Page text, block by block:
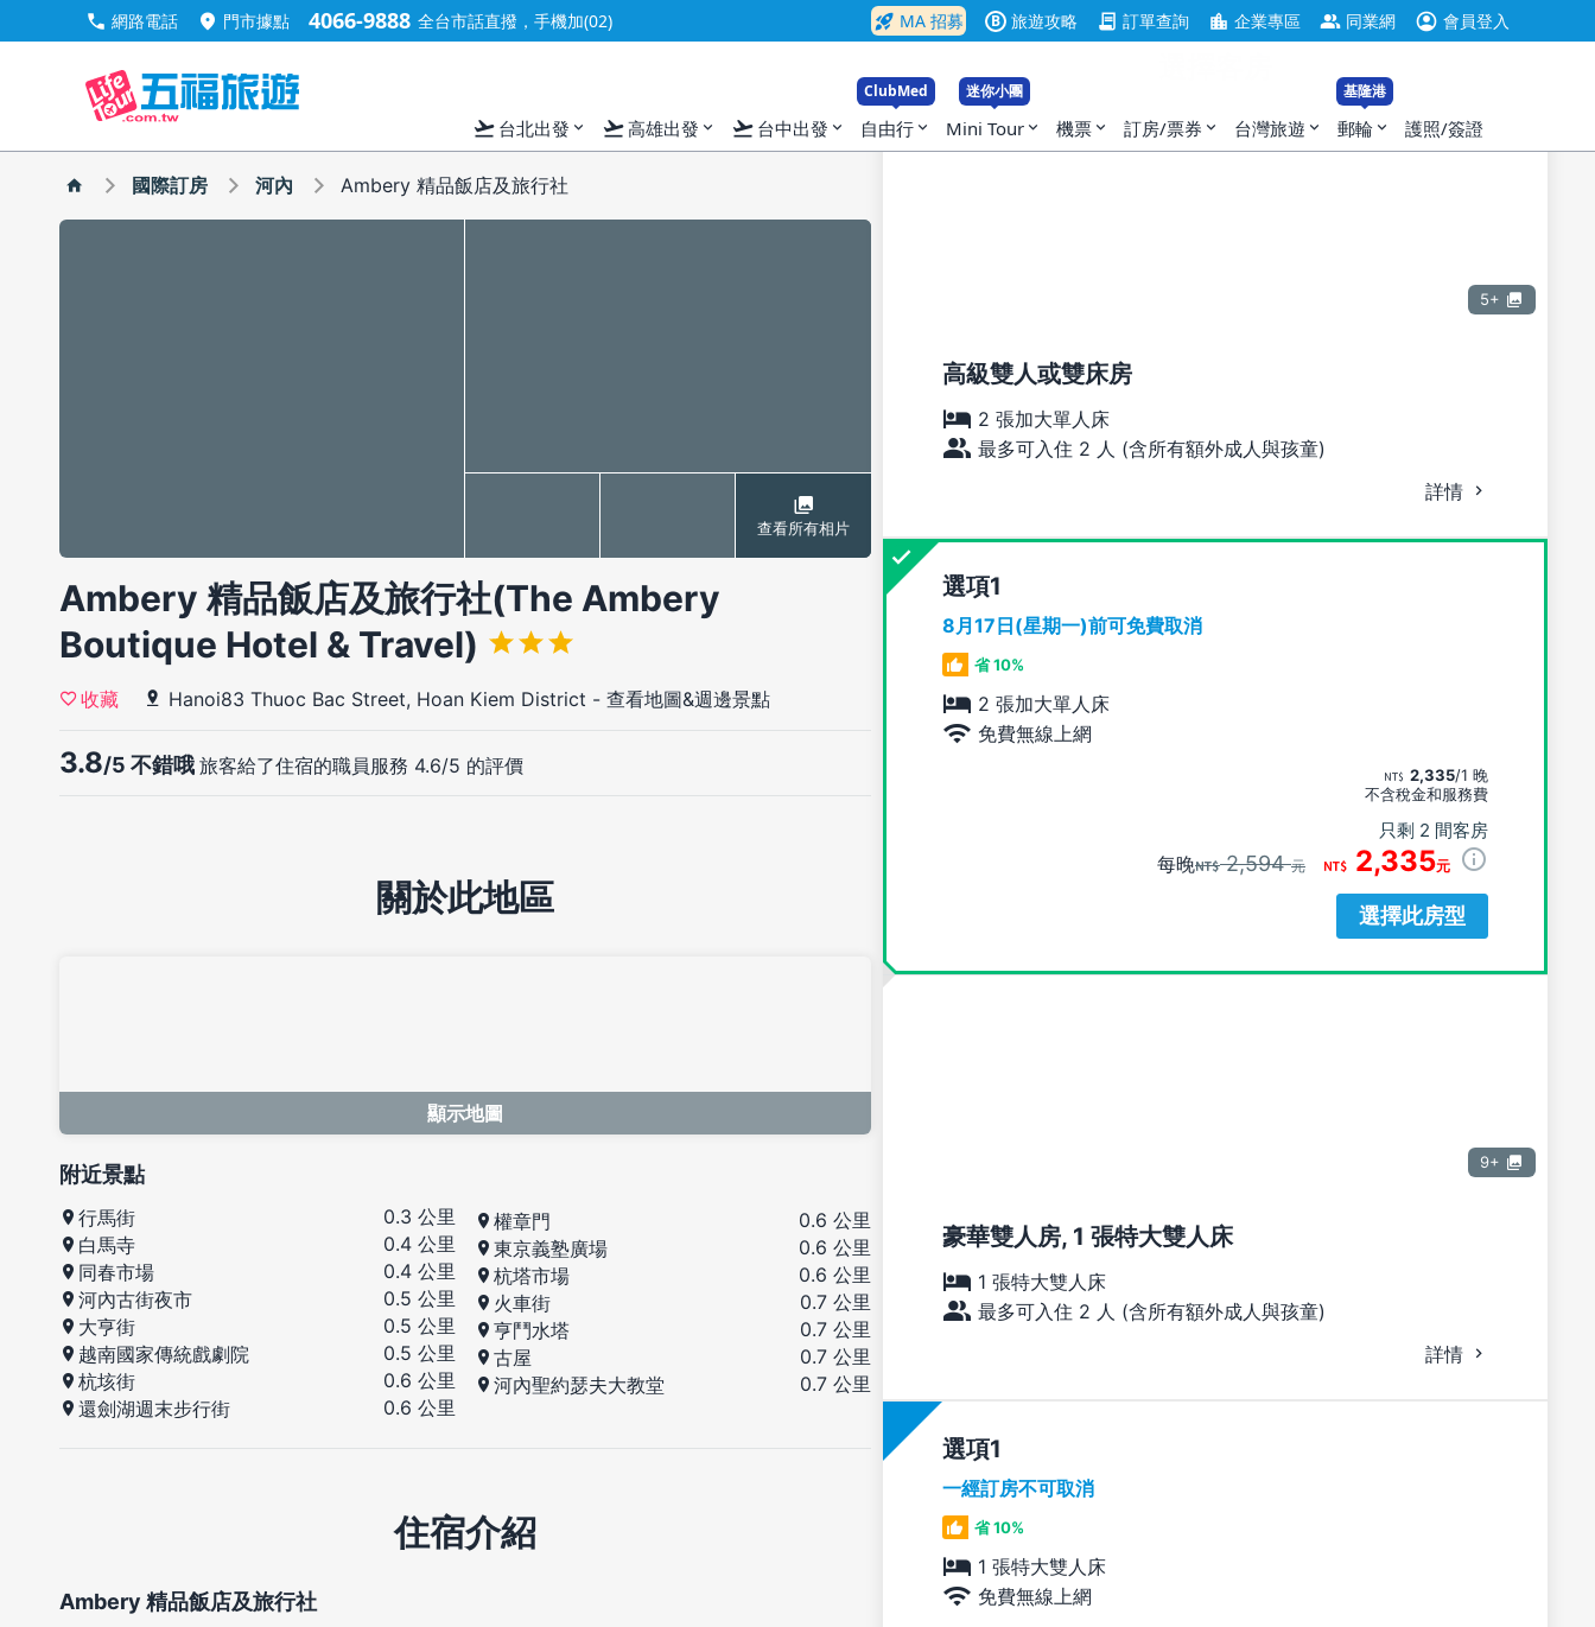
call 網路電話 location_on 門市據點 4066-9888 全台市話直撥，手機加(02) rocket_launch MA 招募 B 旅遊攻略 contract 訂單查詢 location_city 企業專區 group 同業網 account_circle 會員登入
flight_takeoff 台北出發 expand_more flight_takeoff高雄出發 expand_more flight_takeoff 台中出發 expand_more
ClubMed
自由行 expand_more
迷你小團
Mini Tour expand_more 機票 expand_more 訂房/票券 expand_more 台灣旅遊 expand_more
基隆港
郵輪 expand_more 護照/簽證
國際訂房 河內 Ambery 精品飯店及旅行社
查看所有相片
Ambery 精品飯店及旅行社(The Ambery
Boutique Hotel & Travel)
收藏 Hanoi83 Thuoc Bac Street, Hoan Kiem District - 查看地圖&週邊景點
3.8/5 不錯哦 旅客給了住宿的職員服務 4.6/5 的評價
5+
高級雙人或雙床房
2 張加大單人床
最多可入住 2 人 (含所有額外成人與孩童)
詳情
選項
8月17日(星期一)前可免費取消
省 10%
2 張加大單人床
免費無線上網
2,335/1 晚
不含稅金和服務費
只剩 2 間客房
每晚 2,594元 2,335元
選擇此房型
9+
豪華雙人房, 1 張特大雙人床
1 張特大雙人床
最多可入住 2 人 (含所有額外成人與孩童)
詳情
選項
一經訂房不可取消
省 10%
1 張特大雙人床
免費無線上網
關於此地區
顯示地圖
附近景點
行馬街
0.3 公里
白馬寺
0.4 公里
同春市場
0.4 公里
河內古街夜市
0.5 公里
大亨街
0.5 公里
越南國家傳統戲劇院
0.5 公里
杭垓街
0.6 公里
還劍湖週末步行街
0.6 公里
權章門
0.6 公里
東京義塾廣場
0.6 公里
杭塔市場
0.6 公里
火車街
0.7 公里
亨鬥水塔
0.7 公里
古屋
0.7 公里
河內聖約瑟夫大教堂
0.7 公里
住宿介紹
Ambery 精品飯店及旅行社